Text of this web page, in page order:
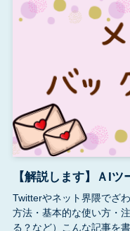
【解説します】ＡI
Twitterやネット界隈でざ
方法・基本的な使い方・
る？など）こんな記事を